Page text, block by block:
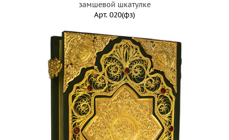
замшевой шкатулке
Арт. 020(фз)